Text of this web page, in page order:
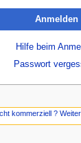
Anmelden
Hilfe beim
Passwort